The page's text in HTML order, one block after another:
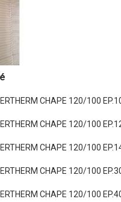
CHAPE 120/100
CHAPE 120/100
CHAPE 120/100
CHAPE 120/100
CHAPE 120/100